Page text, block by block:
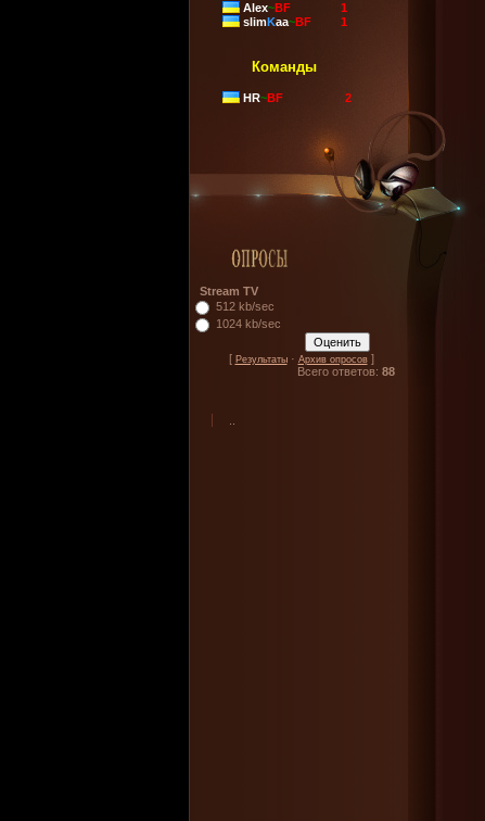
Alex~BF
1
slimKaa~BF 1
Команды
HR~BF 2
Stream TV
512 kb/sec
1024 kb/sec
[ Результаты· Архив опросов]
Всего ответов: 88